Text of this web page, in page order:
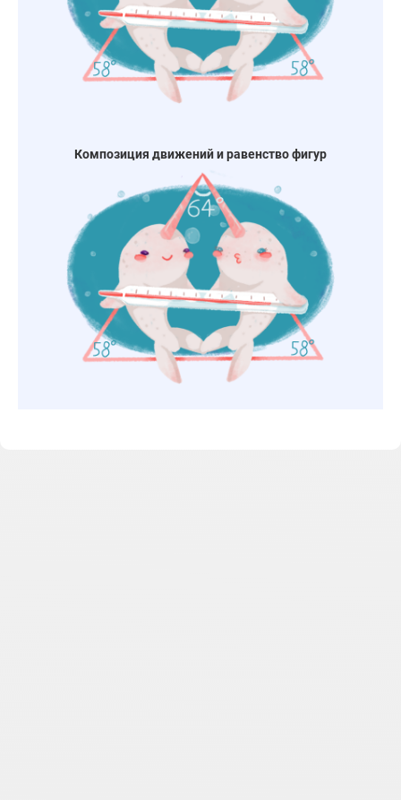
Композиция движений и равенство фигур